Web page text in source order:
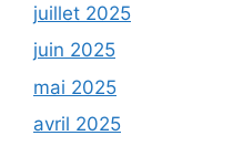
juillet 2025
juin 2025
mai 2025
avril 2025